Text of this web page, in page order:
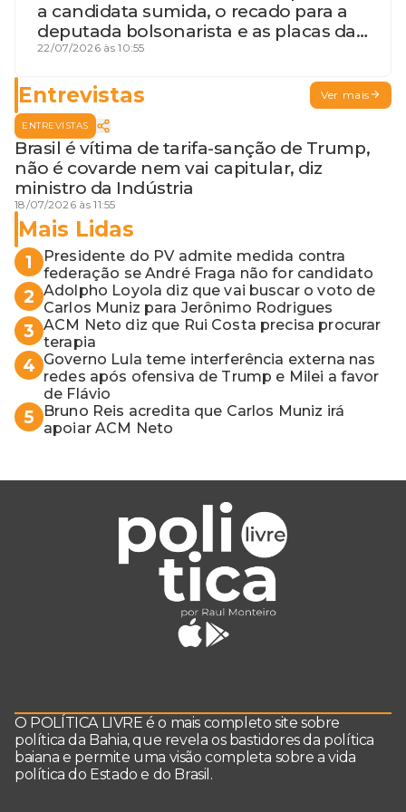
a candidata sumida, o recado para a
deputada bolsonarista e as placas da
discórdia
22/07/2026 às 10:55
Entrevistas Ver mais
ENTREVISTAS
Brasil é vítima de tarifa-sanção de Trump,
não é covarde nem vai capitular, diz
ministro da Indústria
18/07/2026 às 11:55
Mais Lidas
1
Presidente do PV admite medida contra
federação se André Fraga não for candidato
2 Adolpho Loyola diz que vai buscar o voto de
Carlos Muniz para Jerônimo Rodrigues
3 ACM Neto diz que Rui Costa precisa procurar
terapia
4 Governo Lula teme interferência externa nas
redes após ofensiva de Trump e Milei a favor
de Flávio
5
Bruno Reis acredita que Carlos Muniz irá
apoiar ACM Neto
O POLÍTICA LIVRE é o mais completo site sobre
política da Bahia, que revela os bastidores da política
baiana e permite uma visão completa sobre a vida
política do Estado e do Brasil.